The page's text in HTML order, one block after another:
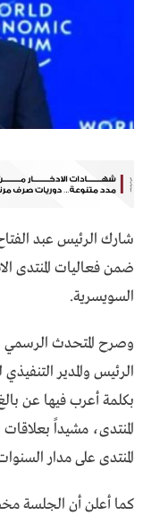
شارك الرئيس عبد
ضمن فعاليات المنتدى
السويسرية.
وصرح المتحدث الرسمي
الرئيس والمدير
بكلمة أعرب فيها عن
المنتدى، مشيداً بعلاقات
المنتدى على مدار
كما أعلن أن الجلسة